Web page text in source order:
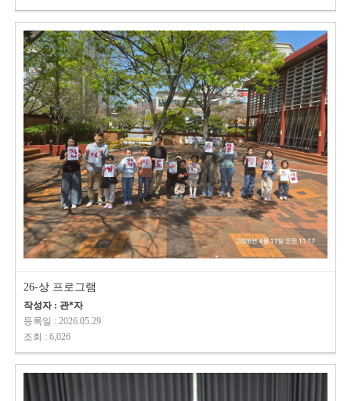
26-상 프로그램
작성자 : 관*자
등록일 : 2026.05.29
조회 : 6,026